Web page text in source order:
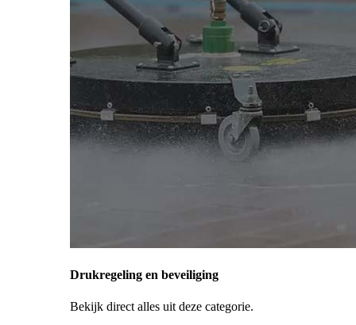
Drukregeling en beveiliging
Bekijk direct alles uit deze categorie.